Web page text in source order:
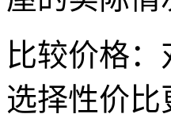
比较价格
选择性价比